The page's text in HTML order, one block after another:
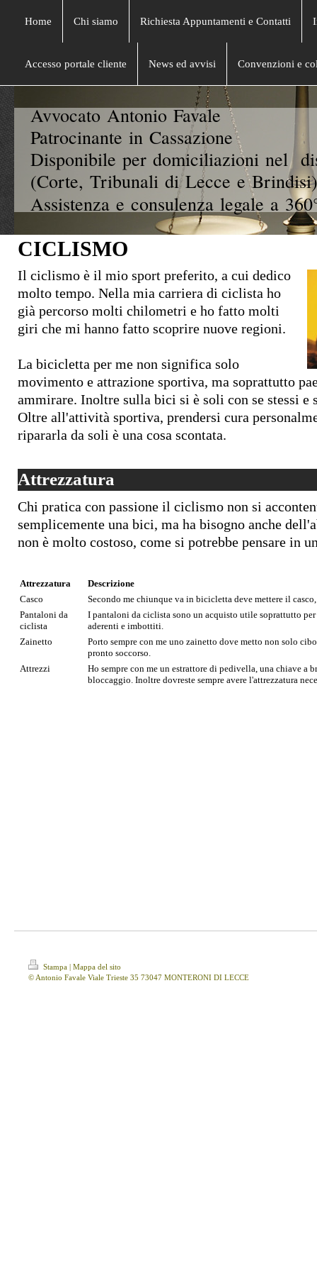
Home Chi siamo Richiesta Appuntamenti e Contatti
Accesso portale cliente News ed avvisi Convenzioni e
Avvocato Antonio Favale
Patrocinante in Cassazione
Disponibile per domiciliazioni nel
(Corte, Tribunali di Lecce e
Assistenza e consulenza legale a
CICLISMO
Il ciclismo è il mio sport preferito, a cui dedico
molto tempo. Nella mia carriera di ciclista ho
già percorso molti chilometri e ho fatto molti
giri che mi hanno fatto scoprire nuove regioni.
La bicicletta per me non significa solo
movimento e attrazione sportiva, ma soprattutto
ammirare. Inoltre sulla bici si è soli con se stessi e
Oltre all'attività sportiva, prendersi cura
ripararla da soli è una cosa scontata.
Attrezzatura
Chi pratica con passione il ciclismo non si
semplicemente una bici, ma ha bisogno anche
non è molto costoso, come si potrebbe pensare in
Attrezzatura
Descrizione
Casco
Secondo me chiunque va in bicicletta deve mettere il
Pantaloni da
ciclista
I pantaloni da ciclista sono un acquisto utile soprattutto per
aderenti e imbottiti.
Zainetto
Porto sempre con me uno zainetto dove metto non solo
pronto soccorso.
Attrezzi
Ho sempre con me un estrattore di pedivella, una chiave a
bloccaggio. Inoltre dovreste sempre avere l'attrezzatura
Stampa | Mappa del sito
© Antonio Favale Viale Trieste 35 73047 MONTERONI DI LECCE